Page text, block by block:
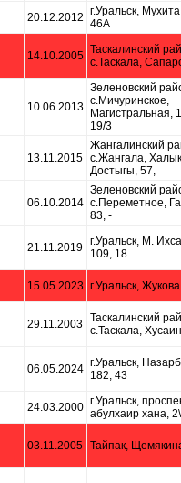
20.12.2012 г.Уральск,
46А
14.10.2005 Таскалинский
с.Таскала,
10.06.2013
Зеленовский
с.Мичуринское,
Магистральная,
19/3
13.11.2015
Жангалинский
с.Жангала,
Достыгы, 57,
06.10.2014
Зеленовский
с.Переметное,
83, -
21.11.2019 г.Уральск, М.
109, 18
15.05.2023 г.Уральск,
29.11.2003 Таскалинский
с.Таскала,
06.05.2024 г.Уральск,
182, 43
24.03.2000 г.Уральск,
абулхаир хана,
03.11.2005 Тайпак,